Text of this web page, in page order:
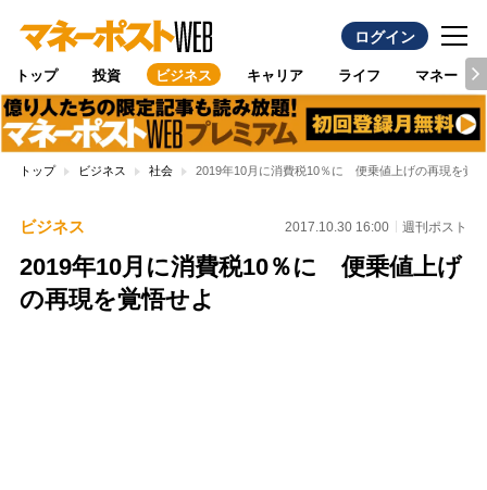
ログイン
トップ 投資 ビジネス キャリア ライフ マネー
トップ ビジネス 社会 2019年10月に消費税10％に 便乗値上げの再現を覚
ビジネス 2017.10.30 16:00 週刊ポスト
2019年10月に消費税10％に 便乗値上げ
の再現を覚悟せよ